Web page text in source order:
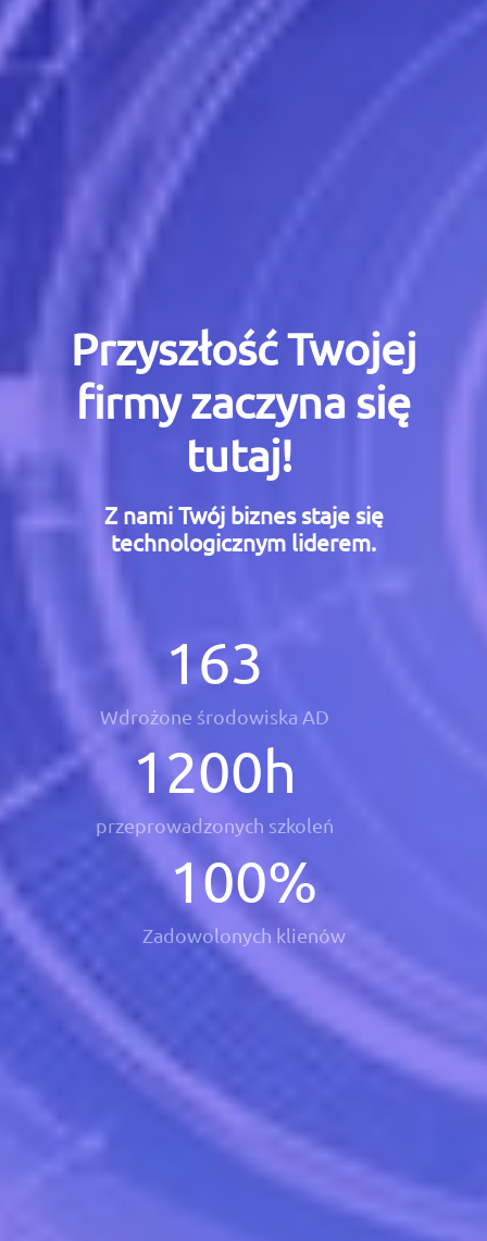
Przyszłość Twojej
firmy zaczyna się
tutaj!
Z nami Twój biznes staje się
technologicznym liderem.
163
Wdrożone środowiska AD
1200h
przeprowadzonych szkoleń
100%
Zadowolonych klienów